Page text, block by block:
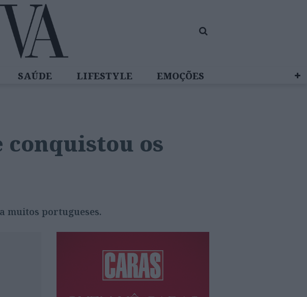
SAÚDE LIFESTYLE
EMOÇÕES
conquistou os
muitos portugueses.